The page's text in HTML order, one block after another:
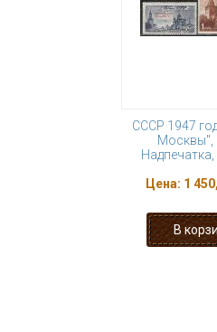
СССР 1947
Москвы",
Цена: 1